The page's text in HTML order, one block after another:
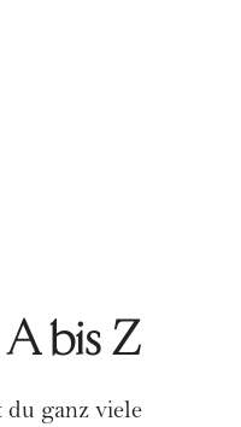
bis Z
ganz viele